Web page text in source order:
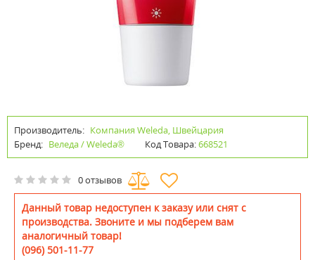
Производитель: Компания Weleda, Швейцария
Бренд: Веледа / Weleda® Код Товара:668521
0 отзывов
Данный товар недоступен к заказу или снят с
производства. Звоните и мы подберем вам
аналогичный товар!
(096) 501-11-77